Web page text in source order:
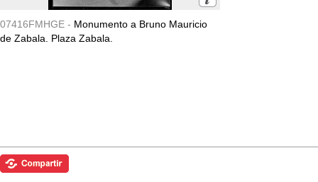
07416FMHGE - Monumento a Bruno Mauricio
de Zabala. Plaza Zabala.